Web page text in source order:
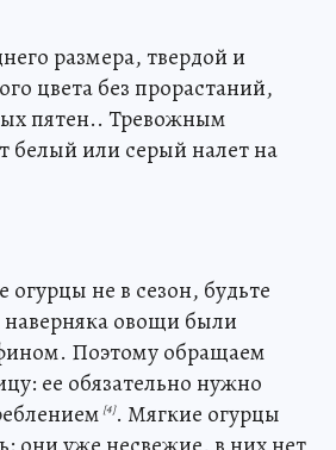
размера, твердой и
цвета без прорастаний,
пятен.. Тревожным
белый или серый налет на
огурцы не в сезон, будьте
наверняка овощи были
Поэтому обращаем
ее обязательно нужно
[4]. Мягкие огурцы